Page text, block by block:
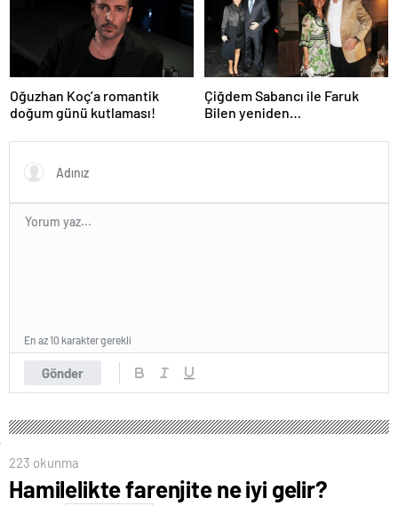
Oğuzhan Koç’a romantik
doğum günü kutlaması!
Çiğdem Sabancı ile Faruk
Bilen yeniden
damadı, eski eşinin hapis
Gönder
En az 10 karakter gerekli
223 okunma
Hamilelikte farenjite ne iyi gelir?